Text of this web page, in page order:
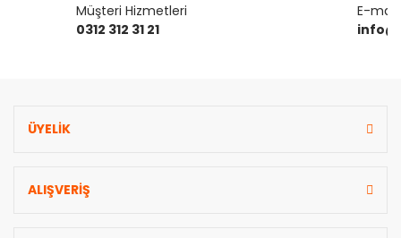
Müşteri Hizmetleri
0312 312 31 21
E-mail
ÜYELİK
ALIŞVERİŞ